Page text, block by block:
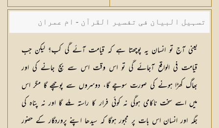
تسہیل البیان فی تفسیر القرآن - ام عمران
شکیلہ بنت میاں فضل حسین
یعنی آج تو انسان یہ پوچھتا ہے كہ قیامت آئے گی كب؟ لیكن جب
قیامت فی الواقع آجائے گی تو اس وقت اس سے بچ جانے كی اور
بھاگ كھڑا ہونے كی صورت سوچے گا، دوسروں سے پوچھے گا مگر اس
میں اسے سخت ناكامی ہوگی نہ كوئی فرار كا راستہ ملے گا اور نہ پناہ كی
جگہ اور انسان اس بات پر مجبور ہوگا كہ سیدھا اپنے پروردگار كے حضور